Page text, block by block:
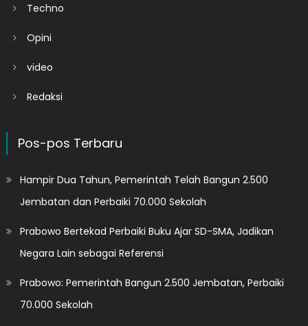
Techno
Opini
video
Redaksi
Pos-pos Terbaru
Hampir Dua Tahun, Pemerintah Telah Bangun 2.500
Jembatan dan Perbaiki 70.000 Sekolah
Prabowo Bertekad Perbaiki Buku Ajar SD-SMA, Jadikan
Negara Lain sebagai Referensi
Prabowo: Pemerintah Bangun 2.500 Jembatan, Perbaiki
70.000 Sekolah